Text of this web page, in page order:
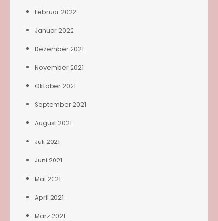
Februar 2022
Januar 2022
Dezember 2021
November 2021
Oktober 2021
September 2021
August 2021
Juli 2021
Juni 2021
Mai 2021
April 2021
März 2021